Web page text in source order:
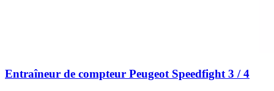
Entraîneur de compteur Peugeot Speedfight 3 / 4